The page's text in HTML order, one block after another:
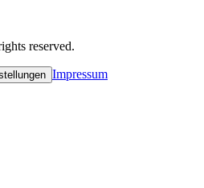
reserved.
Impressum